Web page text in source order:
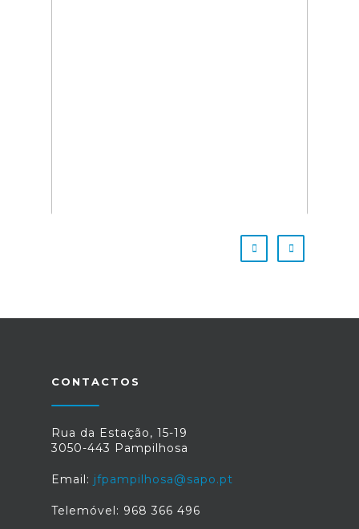
CONTACTOS
Rua da Estação, 15-19
3050-443 Pampilhosa
Email: jfpampilhosa@sapo.pt
Telemóvel: 968 366 496